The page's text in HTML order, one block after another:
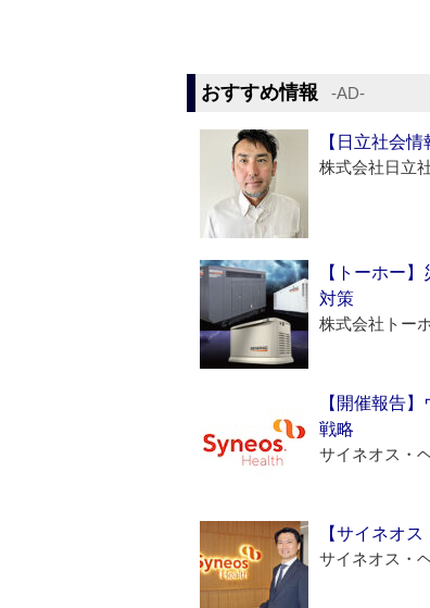
おすすめ情報 ‐AD‐
【日立社会
株式会社日立
【トーホー
対策
株式会社トー
【開催報告
戦略
サイネオス・
【サイネオ
サイネオス・